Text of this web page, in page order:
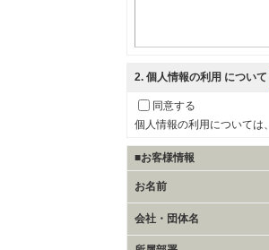
2. 個人情報の利用 について
同意する
個人情報の利用については、
■お客様情報
お名前
会社・団体名